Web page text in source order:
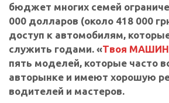
бюджет многих семей
000 долларов (около 418 000
доступ к автомобилям,
служить годами. «Твоя
пять моделей, которые часто
авторынке и имеют хорошую
водителей и мастеров.